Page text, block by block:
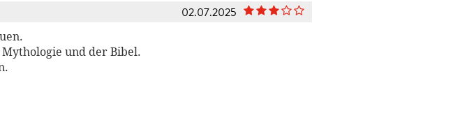
02.07.2025
und der Bibel.